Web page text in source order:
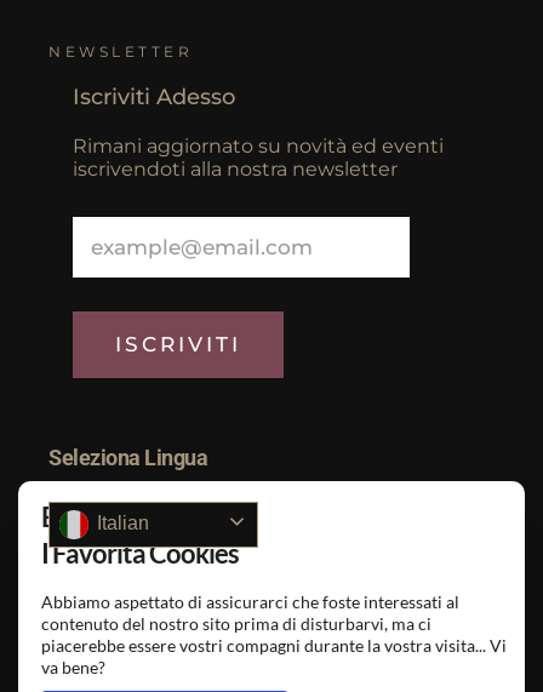
NEWSLETTER
Iscriviti Adesso
Rimani aggiornato su novità ed eventi
iscrivendoti alla nostra newsletter
Seleziona Lingua
Italian
Ehi siamo noi..
I Favorita Cookies
Abbiamo aspettato di assicurarci che foste interessati al
contenuto del nostro sito prima di disturbarvi, ma ci
piacerebbe essere vostri compagni durante la vostra visita... Vi
va bene?